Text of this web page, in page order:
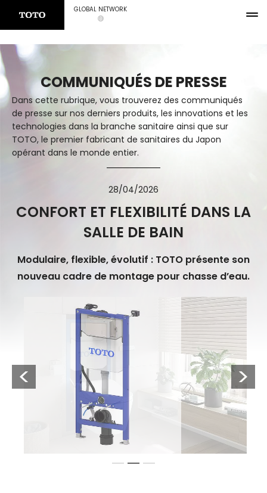
GLOBAL NETWORK
COMMUNIQUÉS DE PRESSE
Dans cette rubrique, vous trouverez des communiqués
de presse sur nos derniers produits, les innovations et les
technologies dans la branche sanitaire ainsi que sur
TOTO, le premier fabricant de sanitaires du Japon
opérant dans le monde entier.
28/04/2026
CONFORT ET FLEXIBILITÉ DANS LA
SALLE DE BAIN
Modulaire, flexible, évolutif : TOTO présente son
nouveau cadre de montage pour chasse d’eau.
Previous Next
1 2 3